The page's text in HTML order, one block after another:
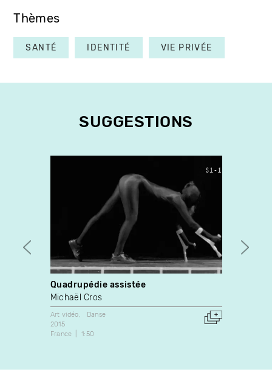
Thèmes
SANTÉ IDENTITÉ VIE PRIVÉE
SUGGESTIONS
Quadrupédie assistée
Michaël Cros
Art vidéo
Danse
2015
France
1:50